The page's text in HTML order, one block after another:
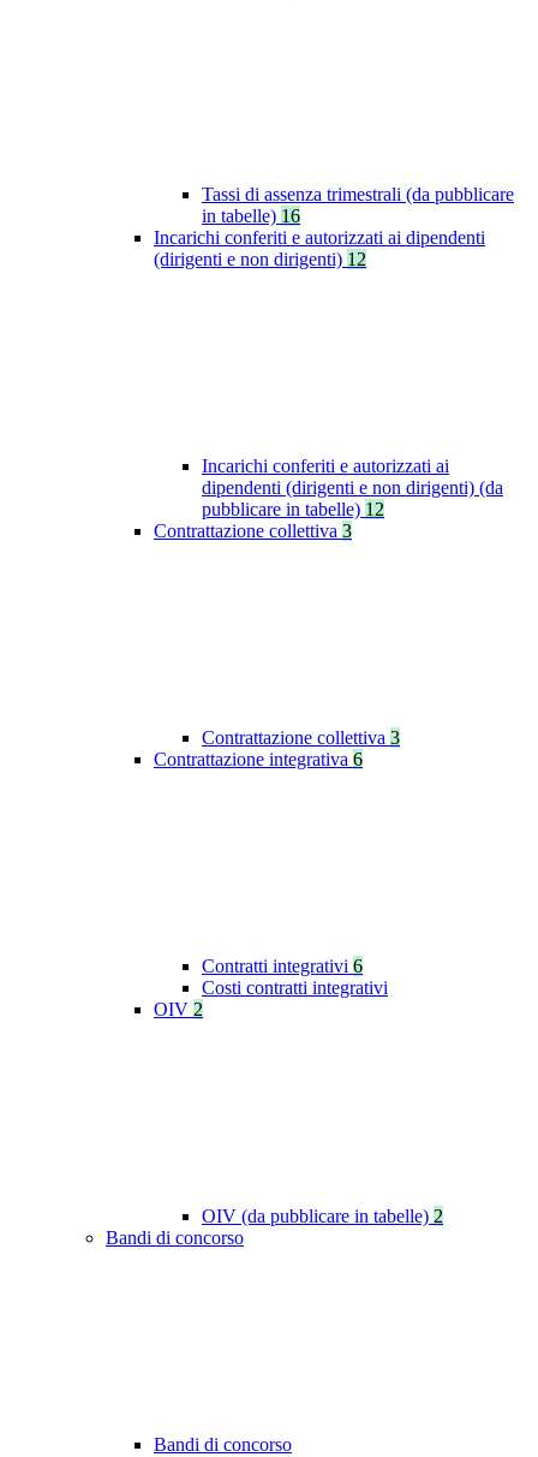
Tassi di assenza trimestrali (da pubblicare
in tabelle) 16
Incarichi conferiti e autorizzati ai dipendenti
(dirigenti e non dirigenti) 12
Incarichi conferiti e autorizzati ai
dipendenti (dirigenti e non dirigenti) (da
pubblicare in tabelle) 12
Contrattazione collettiva 3
Contrattazione collettiva 3
Contrattazione integrativa 6
Contratti integrativi 6
Costi contratti integrativi
OIV 2
OIV (da pubblicare in tabelle) 2
Bandi di concorso
Bandi di concorso